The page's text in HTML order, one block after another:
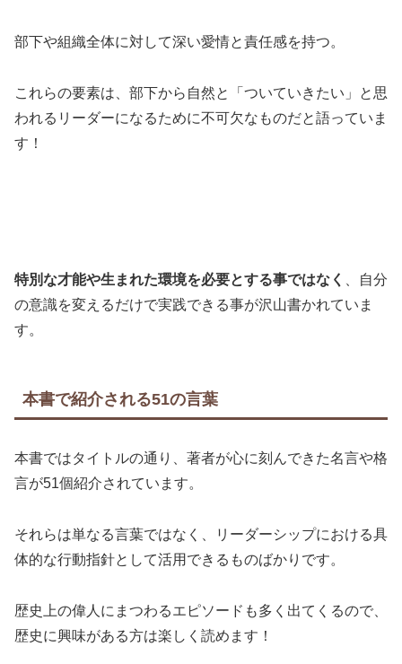
部下や組織全体に対して深い愛情と責任感を持つ。
これらの要素は、部下から自然と「ついていきたい」と思
われるリーダーになるために不可欠なものだと語っていま
す！
特別な才能や生まれた環境を必要とする事ではなく
、自分
の意識を変えるだけで実践できる事が沢山書かれていま
す。
本書で紹介される51の言葉
本書ではタイトルの通り、著者が心に刻んできた名言や格
言が51個紹介されています。
それらは単なる言葉ではなく、リーダーシップにおける具
体的な行動指針として活用できるものばかりです。
歴史上の偉人にまつわるエピソードも多く出てくるので、
歴史に興味がある方は楽しく読めます！